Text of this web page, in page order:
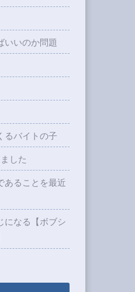
いいのか問題
るバイトの子
した
あることを最近
になる【ボブシ